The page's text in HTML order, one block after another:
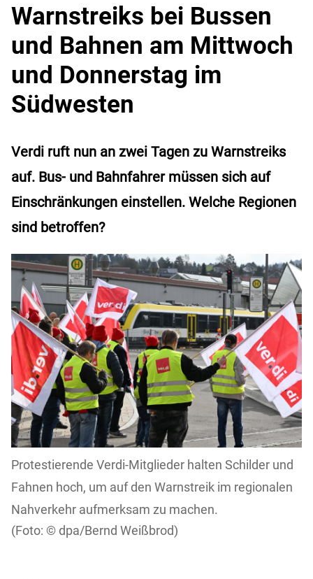
Warnstreiks bei Bussen
und Bahnen am Mittwoch
und Donnerstag im
Südwesten
Verdi ruft nun an zwei Tagen zu Warnstreiks
auf. Bus- und Bahnfahrer müssen sich auf
Einschränkungen einstellen. Welche Regionen
sind betroffen?
Protestierende Verdi-Mitglieder halten Schilder und
Fahnen hoch, um auf den Warnstreik im regionalen
Nahverkehr aufmerksam zu machen.
dpa/Bernd Weißbrod)